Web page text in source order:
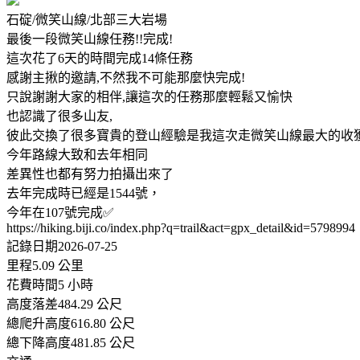
石碇/微笑山線/北部三大岩場
最後一段微笑山線任務!!完成!
這次花了6天的時間完成14條任務
感謝主揪的邀請,不然我不可能那麼快完成!
只說謝謝大家的相伴,讓這次的任務那麼輕鬆又愉快
也認識了很多山友,
彼此交換了很多寶貴的登山經驗是我這次走微笑山線最大的收
今年路線大致和去年相同
差異性也都有努力拍攝出來了
去年完成時已經是1544號，
今年在107號完成✅
https://hiking.biji.co/index.php?q=trail&act=gpx_detail&id=5798994
記錄日期2026-07-25
里程5.09 公里
花費時間5 小時
高度落差484.29 公尺
總爬升高度616.80 公尺
總下降高度481.85 公尺